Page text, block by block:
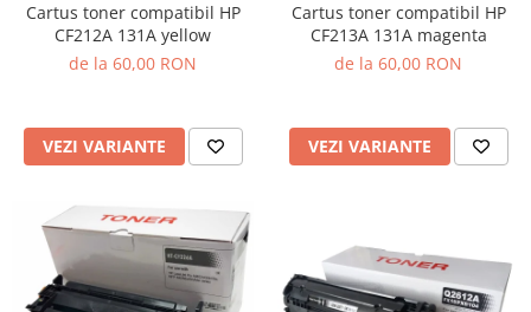
Cartus toner compatibil HP
CF212A 131A yellow
de la 60,00 RON
VEZI VARIANTE
Cartus toner compatibil HP
CF213A 131A magenta
de la 60,00 RON
VEZI VARIANTE